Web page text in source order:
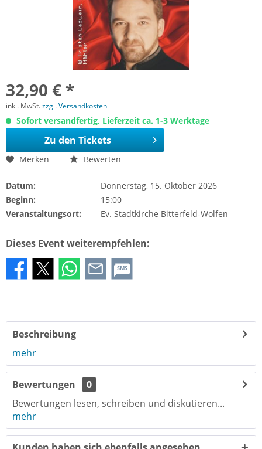
32,90 € *
inkl. MwSt.zzgl. Versandkosten
Sofort versandfertig, Lieferzeit ca. 1-3 Werktage
Zu den Tickets
Merken Bewerten
Datum:
Donnerstag, 15. Oktober 2026
Beginn:
15:00
Veranstaltungsort:
Ev. Stadtkirche Bitterfeld-Wolfen
Dieses Event weiterempfehlen:
SMS
Beschreibung
mehr
Bewertungen
0
Bewertungen lesen, schreiben und diskutieren...
mehr